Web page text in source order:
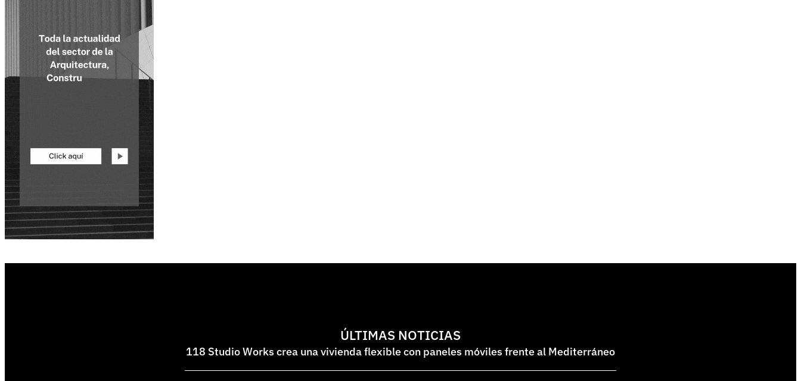
ÚLTIMAS NOTICIAS
118 Studio Works crea una vivienda flexible con paneles móviles frente al Mediterráneo